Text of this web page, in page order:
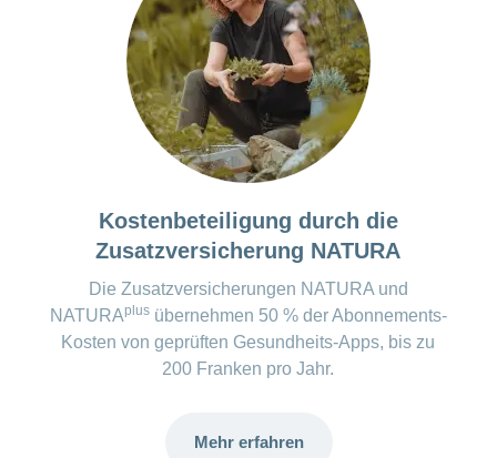
Kostenbeteiligung durch die
Zusatzversicherung NATURA
Die Zusatzversicherungen NATURA und
NATURAplusübernehmen 50 % der Abonnements-
Kosten von geprüften Gesundheits-Apps, bis zu
200 Franken pro Jahr.
Mehr erfahren